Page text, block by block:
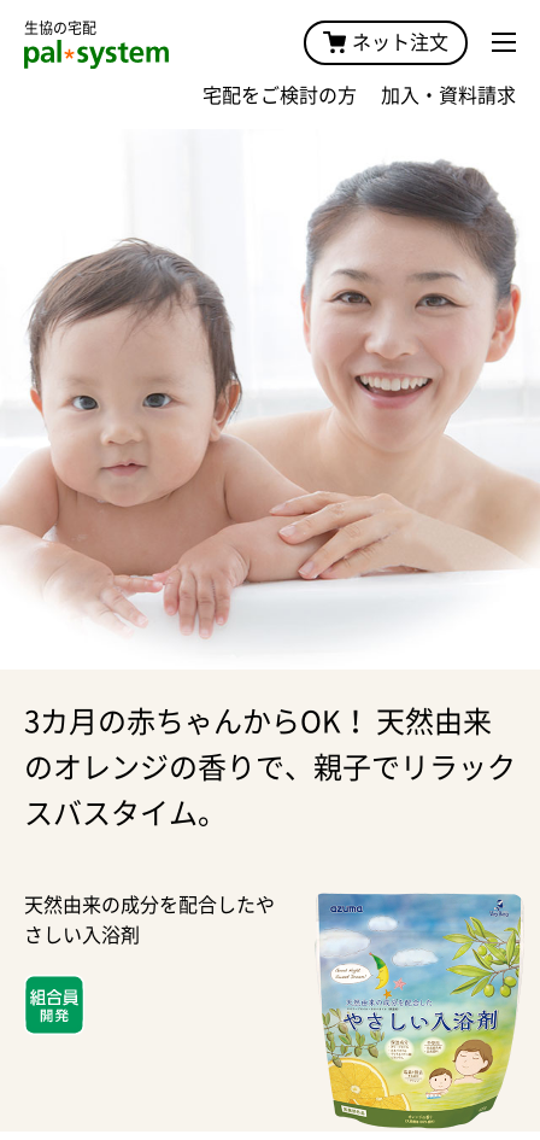
生協の宅配
ネット注文
宅配をご検討の方 加入・資料請求
3カ月の赤ちゃんからOK！ 天然由来
のオレンジの香りで、親子でリラック
スバスタイム。
天然由来の成分を配合したや
さしい入浴剤